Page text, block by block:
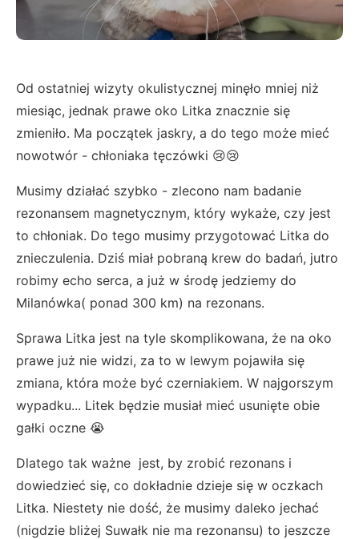
Od ostatniej wizyty okulistycznej minęło mniej niż
miesiąc, jednak prawe oko Litka znacznie się
zmieniło. Ma początek jaskry, a do tego może mieć
nowotwór - chłoniaka tęczówki 😢😢
Musimy działać szybko - zlecono nam badanie
rezonansem magnetycznym, który wykaże, czy jest
to chłoniak. Do tego musimy przygotować Litka do
znieczulenia. Dziś miał pobraną krew do badań, jutro
robimy echo serca, a już w środę jedziemy do
Milanówka( ponad 300 km) na rezonans.
Sprawa Litka jest na tyle skomplikowana, że na oko
prawe już nie widzi, za to w lewym pojawiła się
zmiana, która może być czerniakiem. W najgorszym
wypadku... Litek będzie musiał mieć usunięte obie
gałki oczne 😭
Dlatego tak ważne jest, by zrobić rezonans i
dowiedzieć się, co dokładnie dzieje się w oczkach
Litka. Niestety nie dość, że musimy daleko jechać
(nigdzie bliżej Suwałk nie ma rezonansu) to jeszcze